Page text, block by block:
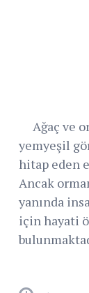
Ağaç ve
yemyeşil
hitap eden
Ancak
yanında
için hayati